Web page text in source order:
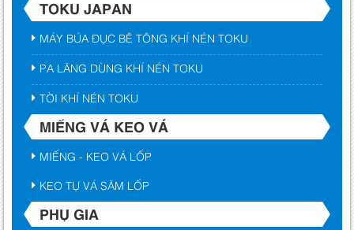
TOKU JAPAN
MÁY BÚA ĐỤC BÊ TÔNG KHÍ NÉN TOKU
PA LĂNG DÙNG KHÍ NÉN TOKU
TỜI KHÍ NÉN TOKU
MIẾNG VÁ KEO VÁ
MIẾNG - KEO VÁ LỐP
KEO TỰ VÁ SĂM LỐP
PHỤ GIA